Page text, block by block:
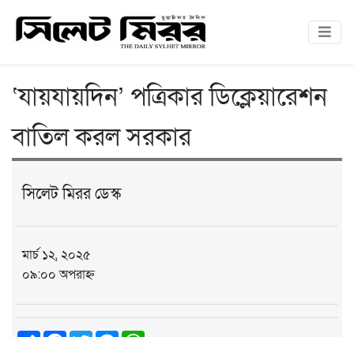
‘যায়যায়দিন’ পত্রিকার ডিক্লেয়ারেশন
বাতিল করল সরকার
সিলেট মিরর ডেস্ক
মার্চ ১২, ২০২৫
০৯:০০ অপরাহ্ন